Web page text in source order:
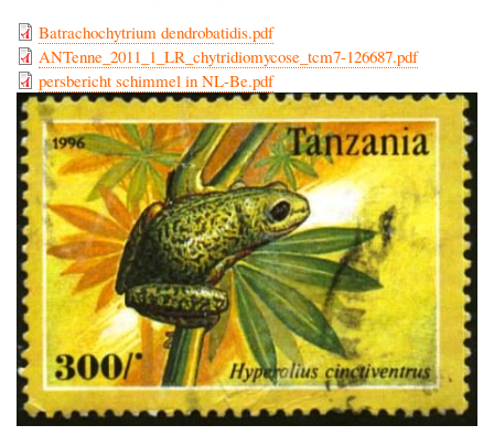
Batrachochytrium dendrobatidis.pdf
ANTenne_2011_1_LR_chytridiomycose_tcm7-126687.pdf
persbericht schimmel in NL-Be.pdf